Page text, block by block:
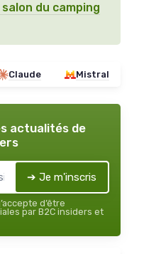
du camping
Claude Mistral
actualités de
➔ Je m'inscris
d’être
par B2C insiders et